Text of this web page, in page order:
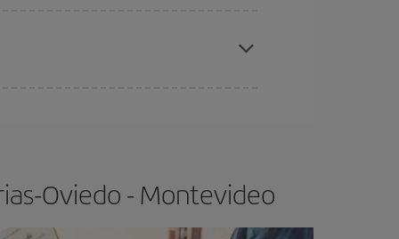
Oviedo-Montevideo-dest
Oviedo - Montevideo